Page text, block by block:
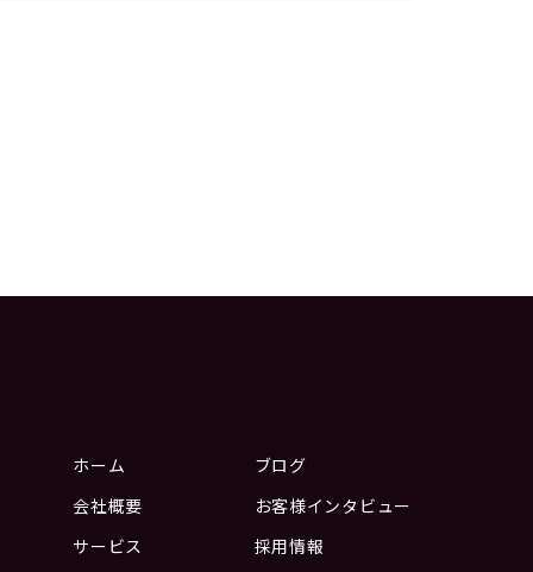
ホーム
会社概要
サービス
ブログ
お客様インタビュー
採用情報